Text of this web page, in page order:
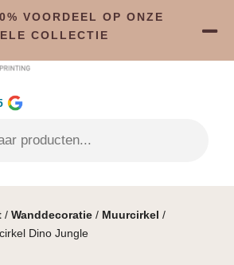
/Wanddecoratie / Muurcirkel /
Dino Jungle
VOORDEEL OP ONZE
COLLECTIE